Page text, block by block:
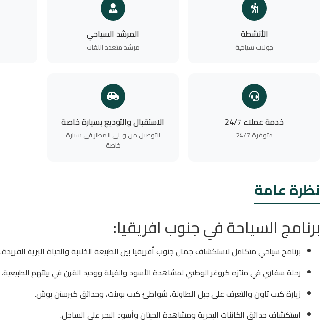
الأنشطة
جولات سياحية
المرشد السياحي
مرشد متعدد اللغات
خدمة عملاء 24/7
متوفرة 24/7
الاستقبال والتوديع بسيارة خاصة
التوصيل من و الي المطار في سيارة
خاصة
نظرة عامة
برنامج السياحة في جنوب افريقيا:
برنامج سياحي متكامل لاستكشاف جمال جنوب أفريقيا بين الطبيعة الخلابة والحياة البرية الفريدة.
رحلة سفاري في منتزه كروغر الوطني لمشاهدة الأسود والفيلة ووحيد القرن في بيئتهم الطبيعية.
زيارة كيب تاون والتعرف على جبل الطاولة، شواطئ كيب بوينت، وحدائق كيرستن بوش.
استكشاف حدائق الكائنات البحرية ومشاهدة الحيتان وأسود البحر على الساحل.